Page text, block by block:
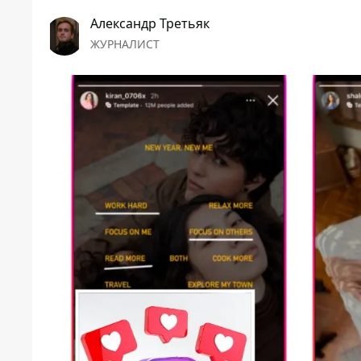
Александр Третьяк
ЖУРНАЛИСТ